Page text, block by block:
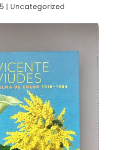
| Uncategorized